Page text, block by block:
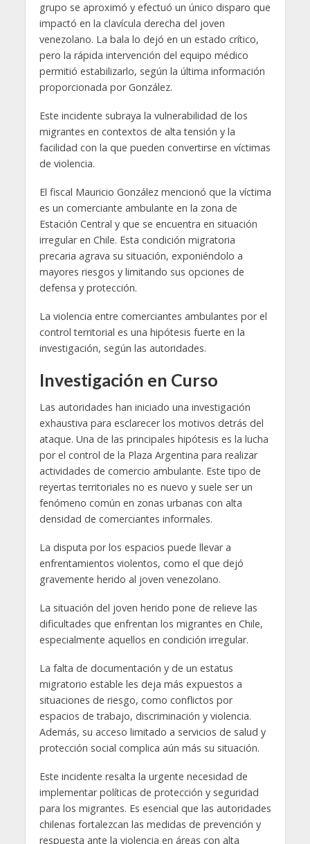
grupo se aproximó y efectuó un único disparo que
impactó en la clavícula derecha del joven
venezolano. La bala lo dejó en un estado crítico,
pero la rápida intervención del equipo médico
permitió estabilizarlo, según la última información
proporcionada por González.
Este incidente subraya la vulnerabilidad de los
migrantes en contextos de alta tensión y la
facilidad con la que pueden convertirse en víctimas
de violencia.
El fiscal Mauricio González mencionó que la víctima
es un comerciante ambulante en la zona de
Estación Central y que se encuentra en situación
irregular en Chile. Esta condición migratoria
precaria agrava su situación, exponiéndolo a
mayores riesgos y limitando sus opciones de
defensa y protección.
La violencia entre comerciantes ambulantes por el
control territorial es una hipótesis fuerte en la
investigación, según las autoridades.
Investigación en Curso
Las autoridades han iniciado una investigación
exhaustiva para esclarecer los motivos detrás del
ataque. Una de las principales hipótesis es la lucha
por el control de la Plaza Argentina para realizar
actividades de comercio ambulante. Este tipo de
reyertas territoriales no es nuevo y suele ser un
fenómeno común en zonas urbanas con alta
densidad de comerciantes informales.
La disputa por los espacios puede llevar a
enfrentamientos violentos, como el que dejó
gravemente herido al joven venezolano.
La situación del joven herido pone de relieve las
dificultades que enfrentan los migrantes en Chile,
especialmente aquellos en condición irregular.
La falta de documentación y de un estatus
migratorio estable les deja más expuestos a
situaciones de riesgo, como conflictos por
espacios de trabajo, discriminación y violencia.
Además, su acceso limitado a servicios de salud y
protección social complica aún más su situación.
Este incidente resalta la urgente necesidad de
implementar políticas de protección y seguridad
para los migrantes. Es esencial que las autoridades
chilenas fortalezcan las medidas de prevención y
respuesta ante la violencia en áreas con alta